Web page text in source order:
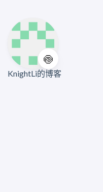
🍥
KnightLi的博客